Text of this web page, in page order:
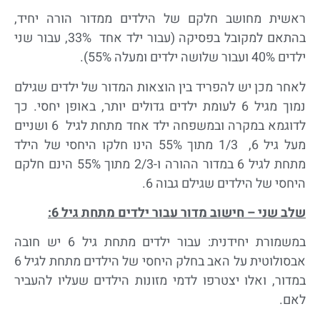
ראשית מחושב חלקם של הילדים ממדור הורה יחיד,
בהתאם למקובל בפסיקה (עבור ילד אחד 33%, עבור שני
ילדים 40% ועבור שלושה ילדים ומעלה 55%).
לאחר מכן יש להפריד בין הוצאות המדור של ילדים שגילם
נמוך מגיל 6 לעומת ילדים גדולים יותר, באופן יחסי. כך
לדוגמא במקרה ובמשפחה ילד אחד מתחת לגיל 6 ושניים
מעל גיל 6, 1/3 מתוך 55% הינו חלקו היחסי של הילד
מתחת לגיל 6 במדור ההורה ו-2/3 מתוך 55% הינם חלקם
היחסי של הילדים שגילם גבוה 6.
שלב שני – חישוב מדור עבור ילדים מתחת גיל 6:
במשמורת יחידנית: עבור ילדים מתחת גיל 6 יש חובה
אבסולוטית על האב בחלק היחסי של הילדים מתחת לגיל 6
במדור, ואלו יצטרפו לדמי מזונות הילדים שעליו להעביר
לאם.